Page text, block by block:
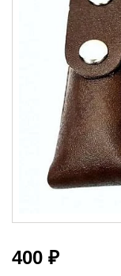
400 ₽